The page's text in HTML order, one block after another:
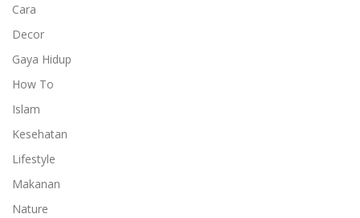
Cara
Decor
Gaya Hidup
How To
Islam
Kesehatan
Lifestyle
Makanan
Nature